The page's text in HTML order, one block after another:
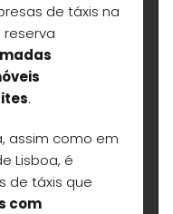
de táxis na
.
assim como em
Lisboa, é
de táxis que
com